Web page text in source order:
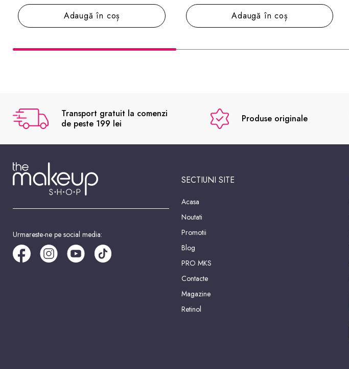
Adaugă în coș Adaugă în coș
Transport gratuit la comenzi
de peste 199 lei
Produse originale
Urmareste-ne pe social media:
SECTIUNI SITE
Acasa
Noutati
Promotii
Blog
PRO MKS
Contacte
Magazine
Retinol